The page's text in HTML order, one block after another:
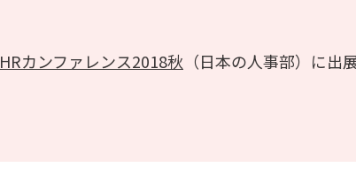
HRカンファレンス2018秋 （日本の人事部）に